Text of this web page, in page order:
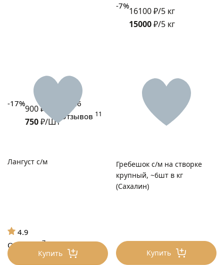
-17%900 ₽/Шт
750₽/Шт
4.6
Отзывов 11
-7%16100 ₽/5 кг
15000₽/5 кг
Купить
Лангуст с/м
4.9
Отзывов 7
Купить
Гребешок с/м на створке
крупный, ~6шт в кг
(Сахалин)